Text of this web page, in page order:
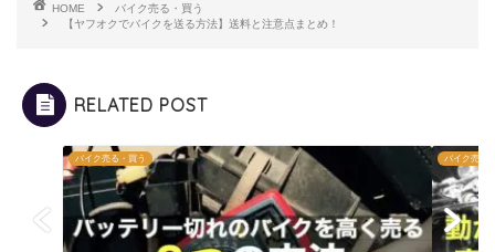
HOME
バイク売る・買う
【ヤフオクでバイクを送る方法】送料と注意点まとめ！
RELATED POST
バイク売る・買う バイク売る